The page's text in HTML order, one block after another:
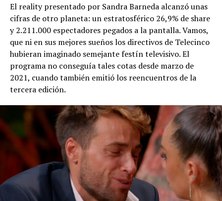
El reality presentado por Sandra Barneda alcanzó unas
cifras de otro planeta: un estratosférico 26,9% de share
y 2.211.000 espectadores pegados a la pantalla. Vamos,
que ni en sus mejores sueños los directivos de Telecinco
hubieran imaginado semejante festín televisivo. El
programa no conseguía tales cotas desde marzo de
2021, cuando también emitió los reencuentros de la
tercera edición.